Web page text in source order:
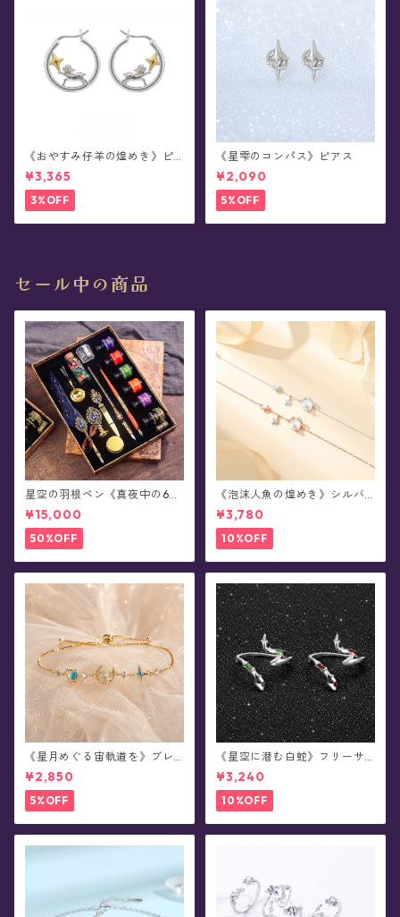
《おやすみ仔羊の煌めき》ピ
アス
¥3,365
3%OFF
《星雫のコンパス》ピアス
¥2,090
5%OFF
セール中の商品
星空の羽根ペン《真夜中の6彩
星魔法団》ガラスペン・イン
クセット(シーリングスタンプ
付き/全8色)0011
¥15,000
50%OFF
《泡沫人魚の煌めき》シルバ
ーブレスレット
¥3,780
10%OFF
《星月めぐる宙軌道を》ブレ
スレット
¥2,850
5%OFF
《星空に潜む白蛇》フリーサ
イズ・リング
¥3,240
10%OFF